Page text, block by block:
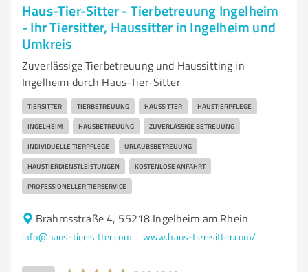
Haus-Tier-Sitter - Tierbetreuung Ingelheim
- Ihr Tiersitter, Haussitter in Ingelheim und
Umkreis
Zuverlässige Tierbetreuung und Haussitting in
Ingelheim durch Haus-Tier-Sitter
TIERSITTER TIERBETREUUNG HAUSSITTER HAUSTIERPFLEGE
INGELHEIM HAUSBETREUUNG ZUVERLÄSSIGE BETREUUNG
INDIVIDUELLE TIERPFLEGE URLAUBSBETREUUNG
HAUSTIERDIENSTLEISTUNGEN KOSTENLOSE ANFAHRT
PROFESSIONELLER TIERSERVICE
Brahmsstraße 4, 55218 Ingelheim am Rhein
info@haus-tier-sitter.com www.haus-tier-sitter.com/